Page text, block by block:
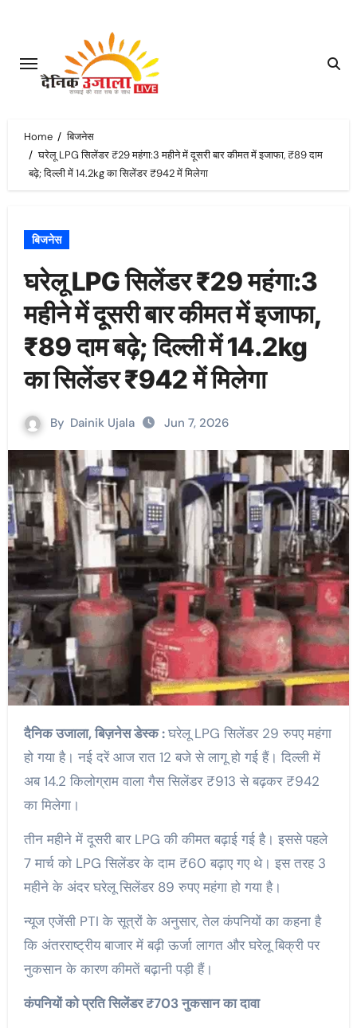
content
Home
बिजनेस
घरेलू LPG सिलेंडर ₹29 महंगा:3 महीने में दूसरी बार कीमत में इजाफा, ₹89 दाम
बढ़े; दिल्ली में 14.2kg का सिलेंडर ₹942 में मिलेगा
बिजनेस
घरेलू LPG सिलेंडर ₹29 महंगा:3
महीने में दूसरी बार कीमत में इजाफा,
₹89 दाम बढ़े; दिल्ली में 14.2kg
का सिलेंडर ₹942 में मिलेगा
By Dainik Ujala Jun 7, 2026
दैनिक उजाला, बिज़नेस डेस्क :घरेलू LPG सिलेंडर 29 रुपए महंगा
हो गया है। नई दरें आज रात 12 बजे से लागू हो गई हैं। दिल्ली में
अब 14.2 किलोग्राम वाला गैस सिलेंडर ₹913 से बढ़कर ₹942
का मिलेगा।
तीन महीने में दूसरी बार LPG की कीमत बढ़ाई गई है। इससे पहले
7 मार्च को LPG सिलेंडर के दाम ₹60 बढ़ाए गए थे। इस तरह 3
महीने के अंदर घरेलू सिलेंडर 89 रुपए महंगा हो गया है।
न्यूज एजेंसी PTI के सूत्रों के अनुसार, तेल कंपनियों का कहना है
कि अंतरराष्ट्रीय बाजार में बढ़ी ऊर्जा लागत और घरेलू बिक्री पर
नुकसान के कारण कीमतें बढ़ानी पड़ी हैं।
कंपनियों को प्रति सिलेंडर ₹703 नुकसान का दावा